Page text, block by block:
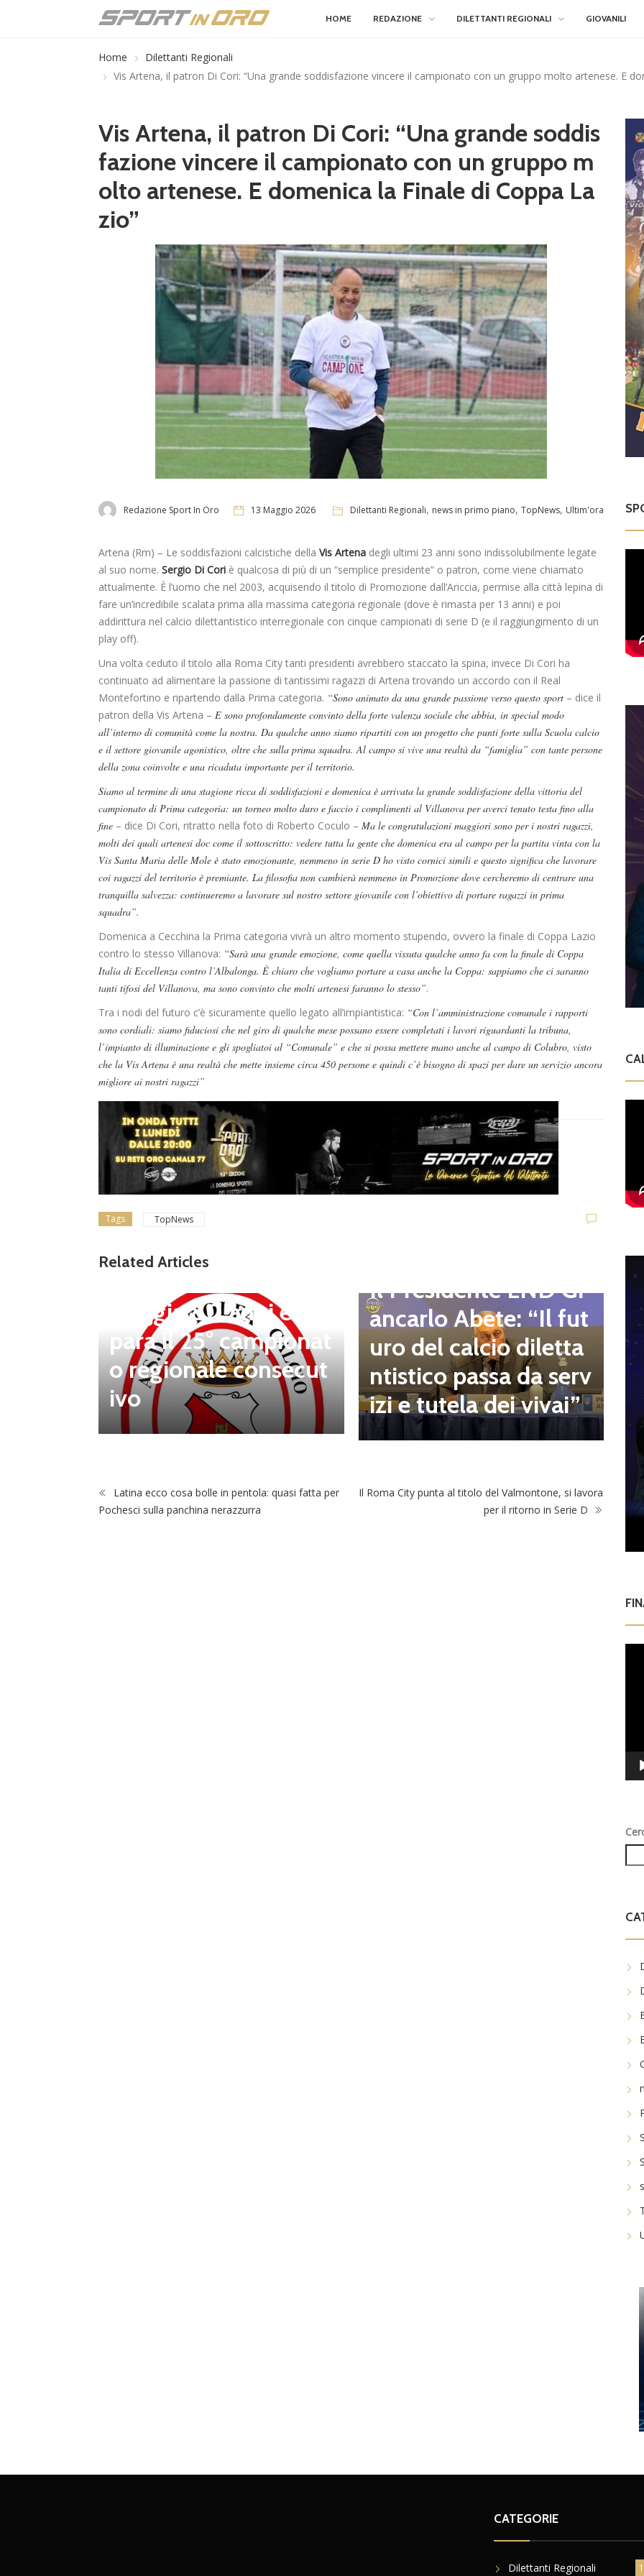
HOME REDAZIONE DILETTANTI REGIONALI GIOVANILI
Home
Dilettanti Regionali
Vis Artena, il patron Di Cori: “Una grande soddisfazione vincere il campionato con un gruppo molto artenese. E
Vis Artena, il patron Di Cori: “Una grande soddis
fazione vincere il campionato con un gruppo m
olto artenese. E domenica la Finale di Coppa La
zio”
Redazione Sport In Oro 13 Maggio 2026 Dilettanti Regionali, news in primo piano,TopNews, Ultim'ora
Artena (Rm) – Le soddisfazioni calcistiche della Vis Artena degli ultimi 23 anni sono indissolubilmente legate
al suo nome. Sergio Di Cori è qualcosa di più di un “semplice presidente” o patron, come viene chiamato
attualmente. È l’uomo che nel 2003, acquisendo il titolo di Promozione dall’Ariccia, permise alla città lepina di
fare un’incredibile scalata prima alla massima categoria regionale (dove è rimasta per 13 anni) e poi
addirittura nel calcio dilettantistico interregionale con cinque campionati di serie D (e il raggiungimento di un
play off).
Una volta ceduto il titolo alla Roma City tanti presidenti avrebbero staccato la spina, invece Di Cori ha
continuato ad alimentare la passione di tantissimi ragazzi di Artena trovando un accordo con il Real
Montefortino e ripartendo dalla Prima categoria. “Sono animato da una grande passione verso questo sport – dice il
patron della Vis Artena – E sono profondamente convinto della forte valenza sociale che abbia, in special modo
all’interno di comunità come la nostra. Da qualche anno siamo ripartiti con un progetto che punti forte sulla Scuola calcio
e il settore giovanile agonistico, oltre che sulla prima squadra. Al campo si vive una realtà da “famiglia” con tante persone
della zona coinvolte e una ricaduta importante per il territorio.
Siamo al termine di una stagione ricca di soddisfazioni e domenica è arrivata la grande soddisfazione della vittoria del
campionato di Prima categoria: un torneo molto duro e faccio i complimenti al Villanova per averci tenuto testa fino alla
fine – dice Di Cori, ritratto nella foto di Roberto Coculo – Ma le congratulazioni maggiori sono per i nostri ragazzi,
molti dei quali artenesi doc come il sottoscritto: vedere tutta la gente che domenica era al campo per la partita vinta con la
Vis Santa Maria delle Mole è stato emozionante, nemmeno in serie D ho visto cornici simili e questo significa che lavorare
coi ragazzi del territorio è premiante. La filosofia non cambierà nemmeno in Promozione dove cercheremo di centrare una
tranquilla salvezza: continueremo a lavorare sul nostro settore giovanile con l’obiettivo di portare ragazzi in prima
squadra”.
Domenica a Cecchina la Prima categoria vivrà un altro momento stupendo, ovvero la finale di Coppa Lazio
contro lo stesso Villanova: “Sarà una grande emozione, come quella vissuta qualche anno fa con la finale di Coppa
Italia di Eccellenza contro l’Albalonga. È chiaro che vogliamo portare a casa anche la Coppa: sappiamo che ci saranno
tanti tifosi del Villanova, ma sono convinto che molti artenesi faranno lo stesso”.
Tra i nodi del futuro c’è sicuramente quello legato all’impiantistica: “Con l’amministrazione comunale i rapporti
sono cordiali: siamo fiduciosi che nel giro di qualche mese possano essere completati i lavori riguardanti la tribuna,
l’impianto di illuminazione e gli spogliatoi al “Comunale” e che si possa mettere mano anche al campo di Colubro, visto
che la Vis Artena è una realtà che mette insieme circa 450 persone e quindi c’è bisogno di spazi per dare un servizio ancora
migliore ai nostri ragazzi”
Tags TopNews
Related Articles
news in primo piano
Tolfa, una stagione d
steggia 80 anni e pre
para il 25° campionat
o regionale consecut
ivo
Il Presidente LND Gi
ancarlo Abete: “Il fut
uro del calcio diletta
ntistico passa da serv
izi e tutela dei vivai”
Latina ecco cosa bolle in pentola: quasi fatta per
Pochesci sulla panchina nerazzurra
Il Roma City punta al titolo del Valmontone, si lavora
per il ritorno in Serie D
CATEGORIE
Dilettanti Regionali